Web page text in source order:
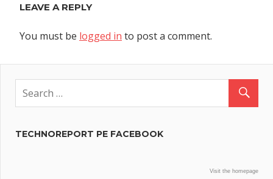
LEAVE A REPLY
You must be logged in to post a comment.
TECHNOREPORT PE FACEBOOK
Visit the homepage